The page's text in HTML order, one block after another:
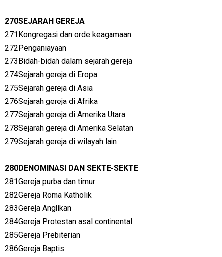
270SEJARAH GEREJA
271Kongregasi dan orde keagamaan
272Penganiayaan
273Bidah-bidah dalam sejarah gereja
274Sejarah gereja di Eropa
275Sejarah gereja di Asia
276Sejarah gereja di Afrika
277Sejarah gereja di Amerika Utara
278Sejarah gereja di Amerika Selatan
279Sejarah gereja di wilayah lain
280DENOMINASI DAN SEKTE-SEKTE
281Gereja purba dan timur
282Gereja Roma Katholik
283Gereja Anglikan
284Gereja Protestan asal continental
285Gereja Prebiterian
286Gereja Baptis